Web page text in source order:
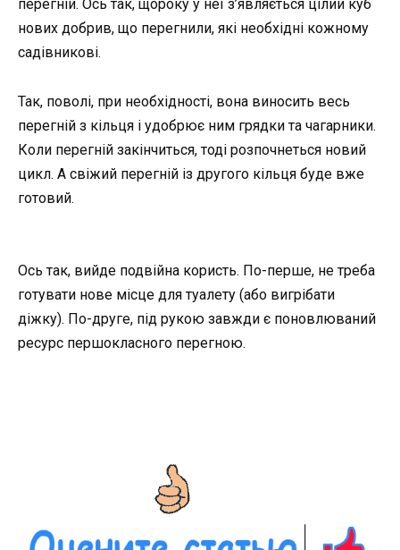
перегній. Ось так, щороку у неї з’являється цілий куб
нових добрив, що перегнили, які необхідні кожному
садівникові.
Так, поволі, при необхідності, вона виносить весь
перегній з кільця і ​​удобрює ним грядки та чагарники.
Коли перегній закінчиться, тоді розпочнеться новий
цикл. А свіжий перегній із другого кільця буде вже
готовий.
Ось так, вийде подвійна користь. По-перше, не треба
готувати нове місце для туалету (або вигрібати
діжку). По-друге, під рукою завжди є поновлюваний
ресурс першокласного перегною.